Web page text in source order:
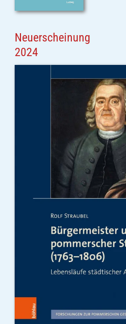
Neuerscheinung
2024